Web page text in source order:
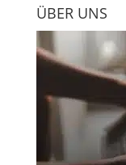
ÜBER UNS